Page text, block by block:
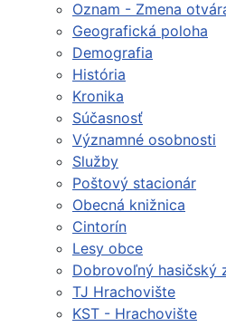
Oznam - Zmena
Geografická poloha
Demografia
História
Kronika
Súčasnosť
Významné osobnosti
Služby
Poštový stacionár
Obecná knižnica
Cintorín
Lesy obce
Dobrovoľný hasičský
TJ Hrachovište
KST - Hrachovište